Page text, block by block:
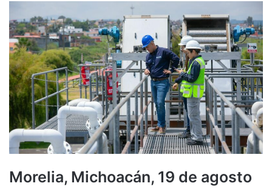
Morelia, Michoacán, 19 de agosto